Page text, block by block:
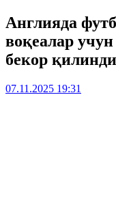
Англияда
воқеалар
бекор қилинди
07.11.2025 19:31